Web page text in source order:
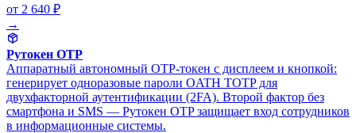
от 2 640 ₽
→
Рутокен OTP
Аппаратный автономный OTP-токен с дисплеем и кнопкой:
генерирует одноразовые пароли OATH TOTP для
двухфакторной аутентификации (2FA). Второй фактор без
смартфона и SMS — Рутокен OTP защищает вход сотрудников
в информационные системы.